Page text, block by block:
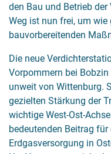
den Bau und Betrieb
Weg ist nun frei, um
bauvorbereitenden
Die neue
Vorpommern bei
unweit von Wittenburg.
gezielten Stärkung der
wichtige West-Ost-
bedeutenden Beitrag
Erdgasversorgung in